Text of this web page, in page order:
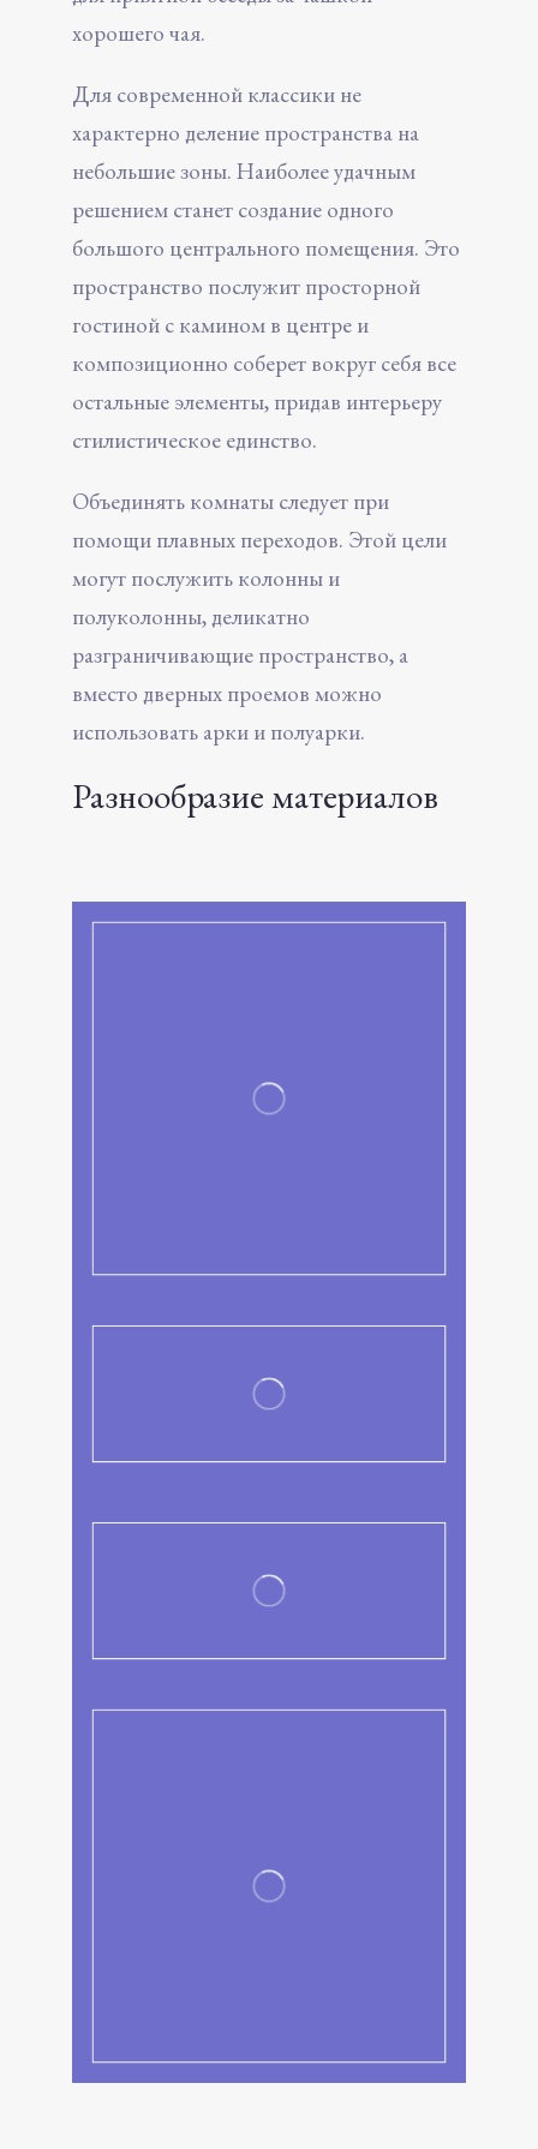
хорошего чая.
Для современной классики не
характерно деление пространства на
небольшие зоны. Наиболее удачным
решением станет создание одного
большого центрального помещения. Это
пространство послужит просторной
гостиной с камином в центре и
композиционно соберет вокруг себя все
остальные элементы, придав интерьеру
стилистическое единство.
Объединять комнаты следует при
помощи плавных переходов. Этой цели
могут послужить колонны и
полуколонны, деликатно
разграничивающие пространство, а
вместо дверных проемов можно
использовать арки и полуарки.
Разнообразие материалов